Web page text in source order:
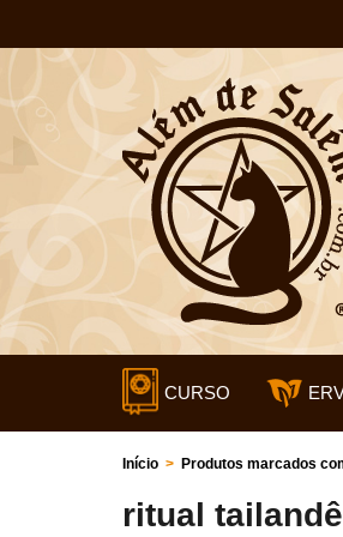
CURSO
Início > Produtos marcados
ritual